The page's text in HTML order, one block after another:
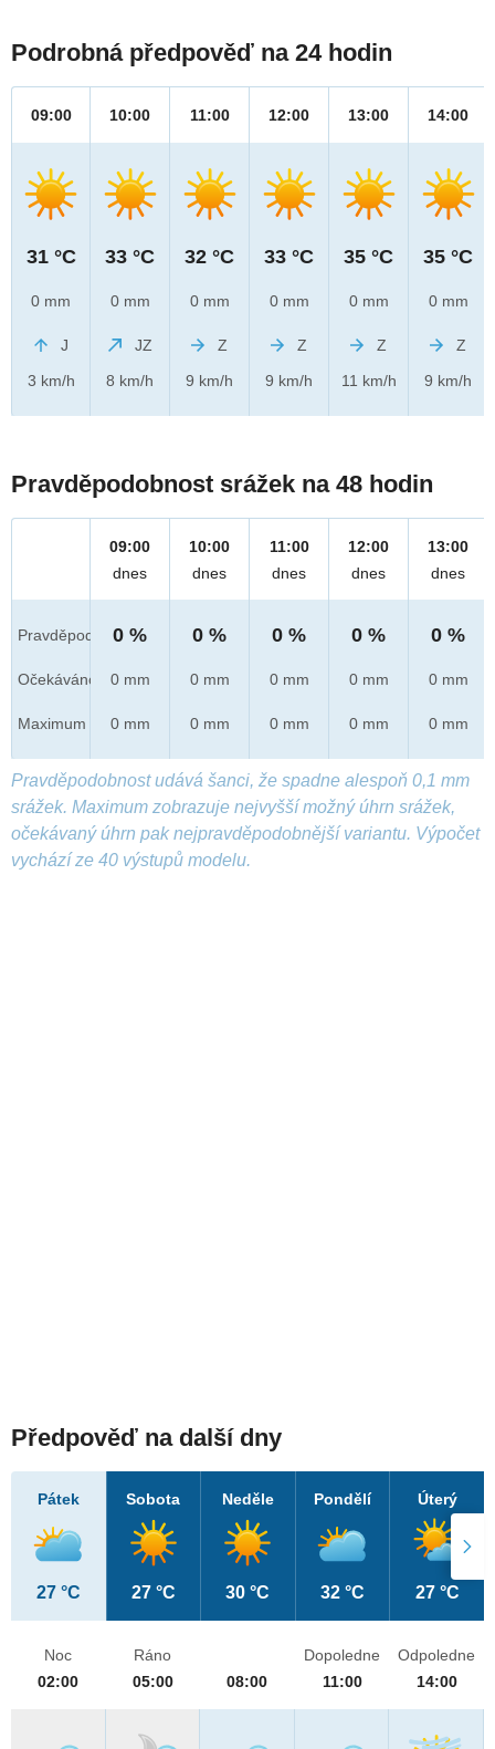
Podrobná předpověď na 24 hodin
09:00
31 °C
0 mm
J
3 km/h
10:00
33 °C
0 mm
JZ
8 km/h
11:00
32 °C
0 mm
Z
9 km/h
12:00
33 °C
0 mm
Z
9 km/h
13:00
35 °C
0 mm
Z
11 km/h
14:00
35 °C
0 mm
Z
9 km/h
Pravděpodobnost srážek na 48 hodin
Pravděpod.
Očekáváno
Maximum
09:00
dnes
0 %
0 mm
0 mm
10:00
dnes
0 %
0 mm
0 mm
11:00
dnes
0 %
0 mm
0 mm
12:00
dnes
0 %
0 mm
0 mm
13:00
dnes
0 %
0 mm
0 mm
Pravděpodobnost udává šanci, že spadne alespoň 0,1 mm
srážek. Maximum zobrazuje nejvyšší možný úhrn srážek,
očekávaný úhrn pak nejpravděpodobnější variantu. Výpočet
vychází ze 40 výstupů modelu.
Předpověď na další dny
Pátek
27 °C
Sobota
27 °C
Neděle
30 °C
Pondělí
32 °C
Úterý
27 °C
Noc
02:00
Ráno
05:00
08:00
Dopoledne
11:00
Odpoledne
14:00